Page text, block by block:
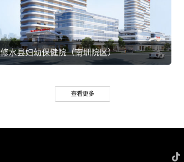
修水县妇幼保健院（南圳院区）
查看更多